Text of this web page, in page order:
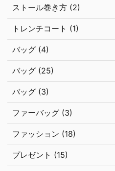
ストール巻き方 (2)
トレンチコート (1)
バッグ (4)
バッグ (25)
バッグ (3)
ファーバッグ (3)
ファッション (18)
プレゼント (15)